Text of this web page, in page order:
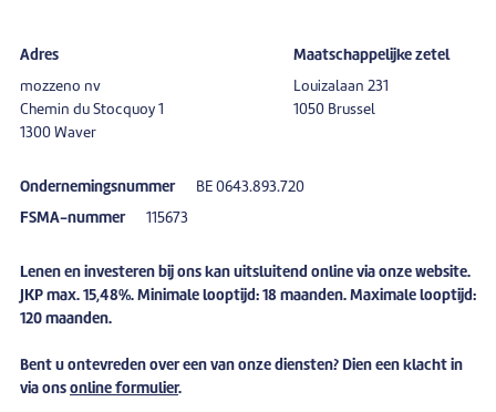
Adres
mozzeno nv
Chemin du Stocquoy 1
1300 Waver
Maatschappelijke zetel
Louizalaan 231
1050 Brussel
Ondernemingsnummer BE 0643.893.720
FSMA-nummer 115673
Lenen en investeren bij ons kan uitsluitend online via onze website.
JKP max. 15,48%. Minimale looptijd: 18 maanden. Maximale looptijd:
120 maanden.
Bent u ontevreden over een van onze diensten? Dien een klacht in
via ons online formulier.